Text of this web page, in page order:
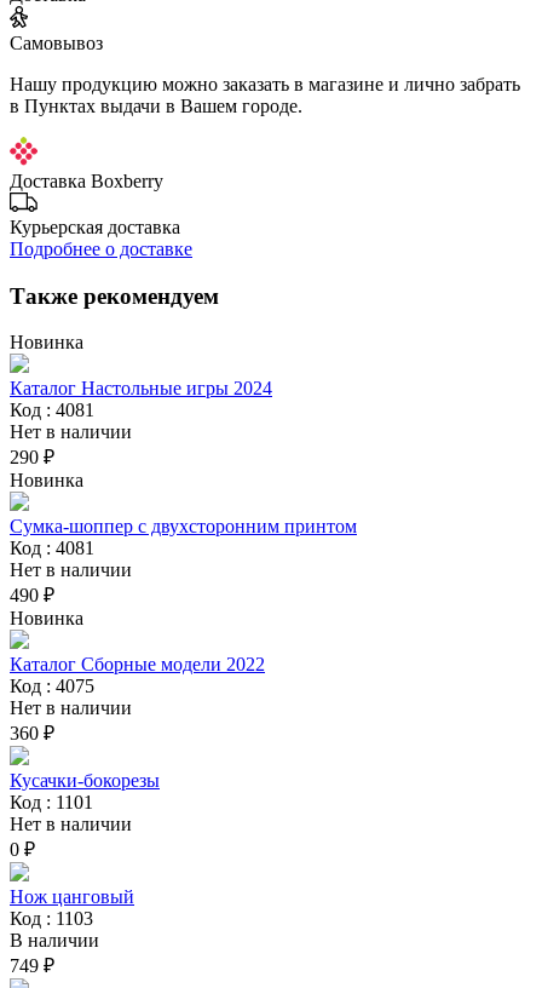
Самовывоз
Нашу продукцию можно заказать в магазине и лично забрать
в Пунктах выдачи в Вашем городе.
Доставка Boxberry
Курьерская доставка
Подробнее о доставке
Также рекомендуем
Новинка
Каталог Настольные игры 2024
Код : 4081
Нет в наличии
290 ₽
Новинка
Сумка-шоппер с двухсторонним принтом
Код : 4081
Нет в наличии
490 ₽
Новинка
Каталог Сборные модели 2022
Код : 4075
Нет в наличии
360 ₽
Кусачки-бокорезы
Код : 1101
Нет в наличии
0 ₽
Нож цанговый
Код : 1103
В наличии
749 ₽